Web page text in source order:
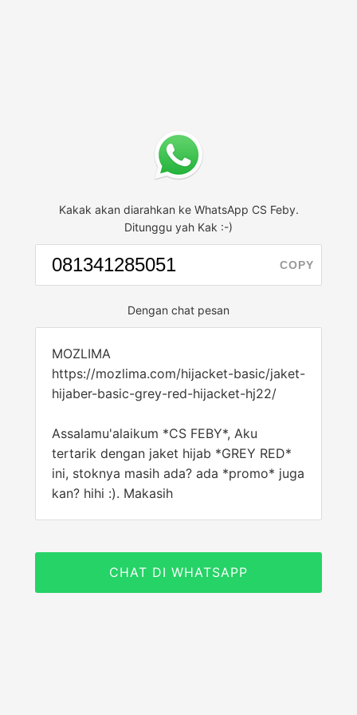
Kakak akan diarahkan ke WhatsApp CS Feby.
Ditunggu yah Kak :-)
COPY
Dengan chat pesan
MOZLIMA
https://mozlima.com/hijacket-basic/jaket-
hijaber-basic-grey-red-hijacket-hj22/
Assalamu'alaikum *CS FEBY*, Aku
tertarik dengan jaket hijab *GREY RED*
ini, stoknya masih ada? ada *promo* juga
kan? hihi :). Makasih
CHAT DI WHATSAPP